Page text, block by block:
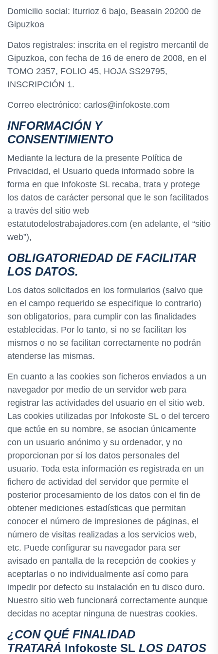
Domicilio social: Iturrioz 6 bajo, Beasain 20200 de
Gipuzkoa
Datos registrales: inscrita en el registro mercantil de
Gipuzkoa, con fecha de 16 de enero de 2008, en el
TOMO 2357, FOLIO 45, HOJA SS29795,
INSCRIPCIÓN 1.
Correo electrónico: carlos@infokoste.com
INFORMACIÓN Y
CONSENTIMIENTO
Mediante la lectura de la presente Política de
Privacidad, el Usuario queda informado sobre la
forma en que Infokoste SL recaba, trata y protege
los datos de carácter personal que le son facilitados
a través del sitio web
estatutodelostrabajadores.com (en adelante, el “sitio
web”),
OBLIGATORIEDAD DE FACILITAR
LOS DATOS.
Los datos solicitados en los formularios (salvo que
en el campo requerido se especifique lo contrario)
son obligatorios, para cumplir con las finalidades
establecidas. Por lo tanto, si no se facilitan los
mismos o no se facilitan correctamente no podrán
atenderse las mismas.
En cuanto a las cookies son ficheros enviados a un
navegador por medio de un servidor web para
registrar las actividades del usuario en el sitio web.
Las cookies utilizadas por Infokoste SL o del tercero
que actúe en su nombre, se asocian únicamente
con un usuario anónimo y su ordenador, y no
proporcionan por sí los datos personales del
usuario. Toda esta información es registrada en un
fichero de actividad del servidor que permite el
posterior procesamiento de los datos con el fin de
obtener mediciones estadísticas que permitan
conocer el número de impresiones de páginas, el
número de visitas realizadas a los servicios web,
etc. Puede configurar su navegador para ser
avisado en pantalla de la recepción de cookies y
aceptarlas o no individualmente así como para
impedir por defecto su instalación en tu disco duro.
Nuestro sitio web funcionará correctamente aunque
decidas no aceptar ninguna de nuestras cookies.
¿CON QUÉ FINALIDAD
TRATARÁ Infokoste SL LOS DATOS